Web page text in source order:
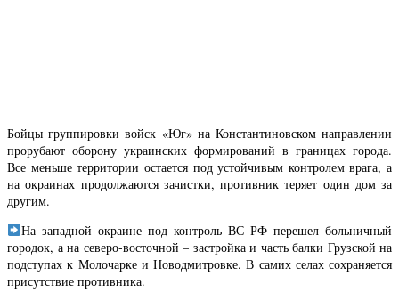
Бойцы группировки войск «Юг» на Константиновском направлении
прорубают оборону украинских формирований в границах города.
Все меньше территории остается под устойчивым контролем врага, а
на окраинах продолжаются зачистки, противник теряет один дом за
другим.
На западной окраине под контроль ВС РФ перешел больничный
городок, а на северо-восточной – застройка и часть балки Грузской на
подступах к Молочарке и Новодмитровке. В самих селах сохраняется
присутствие противника.